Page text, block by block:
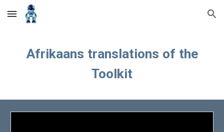
Skip to main content Skip to navigation
Afrikaans translations of the
Toolkit